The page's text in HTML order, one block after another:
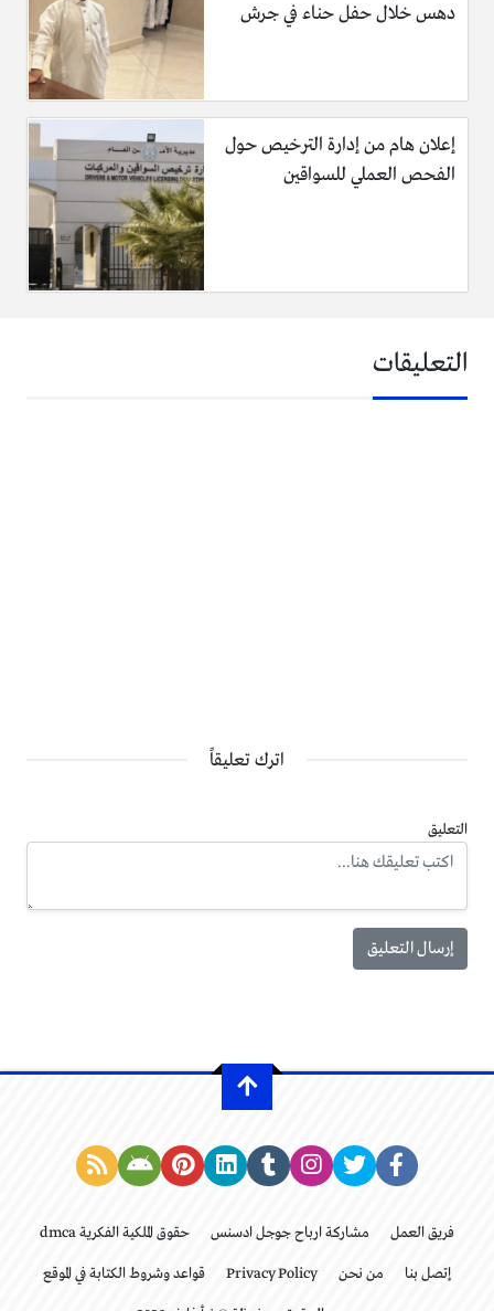
دهس خلال حفل حناء في جرش
إعلان هام من إدارة الترخيص حول
الفحص العملي للسواقين
التعليقات
اترك تعليقاً
التعليق
فريق العمل مشاركة ارباح جوجل ادسنس حقوق الملكية الفكرية dmca
إتصل بنا من نحن Privacy Policy قواعد وشروط الكتابة في الموقع